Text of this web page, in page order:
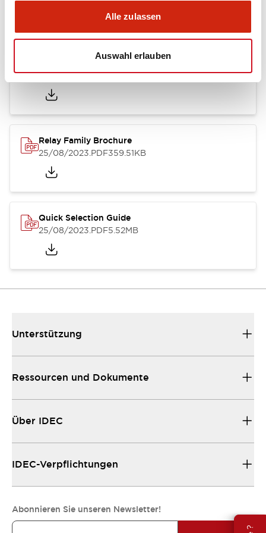
Alle zulassen
Auswahl erlauben
04/09/2025.PDF488.69KB
Relay Family Brochure
25/08/2023.PDF359.51KB
Quick Selection Guide
25/08/2023.PDF5.52MB
Unterstützung
Ressourcen und Dokumente
Über IDEC
IDEC-Verpflichtungen
Abonnieren Sie unseren Newsletter!